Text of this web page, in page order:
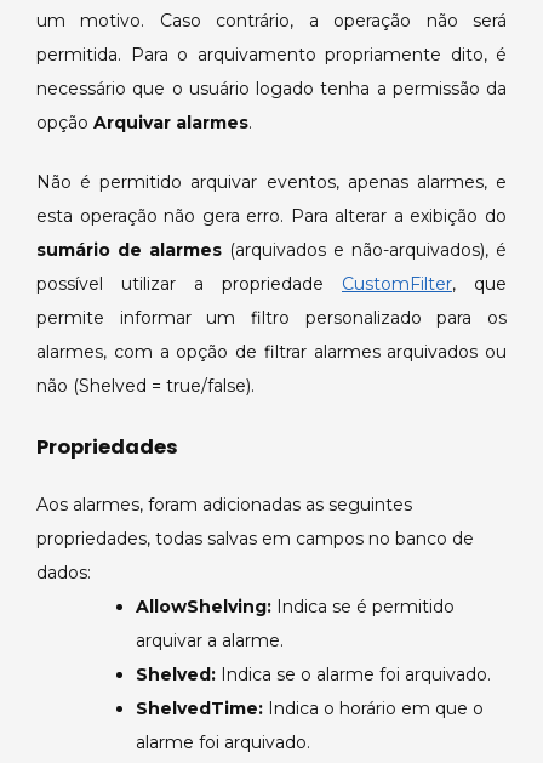
um motivo. Caso contrário, a operação não será
permitida. Para o arquivamento propriamente dito, é
necessário que o usuário logado tenha a permissão da
opção Arquivar alarmes.
Não é permitido arquivar eventos, apenas alarmes, e
esta operação não gera erro. Para alterar a exibição do
sumário de alarmes (arquivados e não-arquivados), é
possível utilizar a propriedade CustomFilter, que
permite informar um filtro personalizado para os
alarmes, com a opção de filtrar alarmes arquivados ou
não (Shelved = true/false).
Propriedades
Aos alarmes, foram adicionadas as seguintes
propriedades, todas salvas em campos no banco de
dados:
AllowShelving: Indica se é permitido
arquivar a alarme.
Shelved: Indica se o alarme foi arquivado.
ShelvedTime: Indica o horário em que o
alarme foi arquivado.